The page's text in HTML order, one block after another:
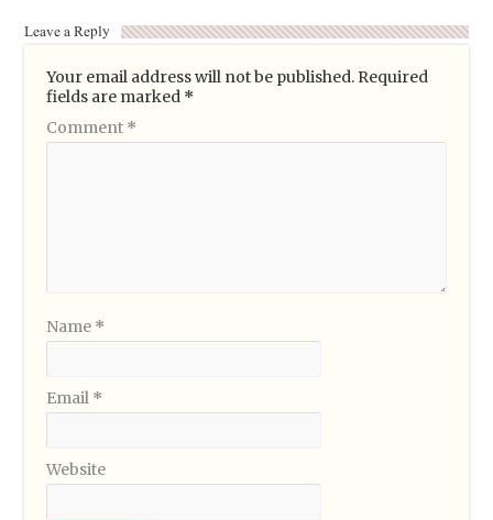
Leave a Reply
Your email address will not be published. Required
fields are marked *
Comment *
Name *
Email *
Website